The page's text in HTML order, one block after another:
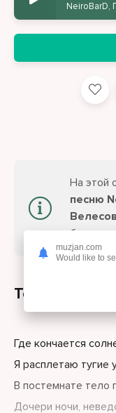
NeiroBarD,
На этой
песню
Текст песни
Где кончается
Я расплетаю
В постемнате тело
Дочери ночи,
muzjan.com
Would like to